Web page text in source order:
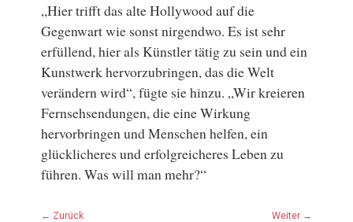
„Hier trifft das alte Hollywood auf die
Gegenwart wie sonst nirgendwo. Es ist sehr
erfüllend, hier als Künstler tätig zu sein und ein
Kunstwerk hervorzubringen, das die Welt
verändern wird“, fügte sie hinzu. „Wir kreieren
Fernsehsendungen, die eine Wirkung
hervorbringen und Menschen helfen, ein
glücklicheres und erfolgreicheres Leben zu
führen. Was will man mehr?“
← Zurück
Weiter →